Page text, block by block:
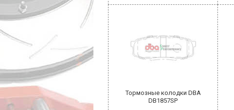
Тормозные колодки DBA
DB1857SP